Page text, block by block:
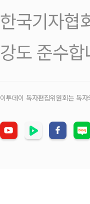
한국기자협
강도 준수합
이투데이 독자편집위원회는 독